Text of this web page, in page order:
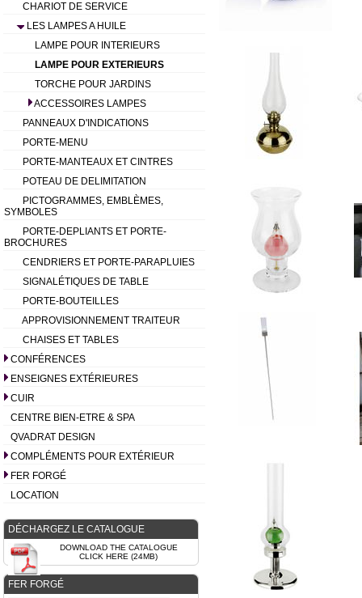
CHARIOT DE SERVICE
LES LAMPES A HUILE
LAMPE POUR INTERIEURS
LAMPE POUR EXTERIEURS
TORCHE POUR JARDINS
ACCESSOIRES LAMPES
PANNEAUX D'INDICATIONS
PORTE-MENU
PORTE-MANTEAUX ET CINTRES
POTEAU DE DELIMITATION
PICTOGRAMMES, EMBLÈMES,
SYMBOLES
PORTE-DEPLIANTS ET PORTE-
BROCHURES
CENDRIERS ET PORTE-PARAPLUIES
SIGNALÉTIQUES DE TABLE
PORTE-BOUTEILLES
APPROVISIONNEMENT TRAITEUR
CHAISES ET TABLES
CONFÉRENCES
ENSEIGNES EXTÉRIEURES
CUIR
CENTRE BIEN-ETRE & SPA
QVADRAT DESIGN
COMPLÉMENTS POUR EXTÉRIEUR
FER FORGÉ
LOCATION
DÉCHARGEZ LE CATALOGUE
DOWNLOAD THE CATALOGUE
CLICK HERE (24MB)
FER FORGÉ